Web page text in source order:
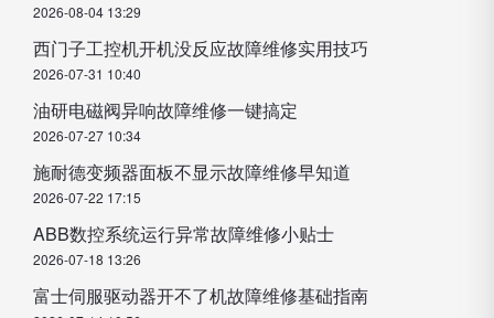
2026-08-04 13:29
西门子工控机开机没反应故障维修实用技巧
2026-07-31 10:40
油研电磁阀异响故障维修一键搞定
2026-07-27 10:34
施耐德变频器面板不显示故障维修早知道
2026-07-22 17:15
ABB数控系统运行异常故障维修小贴士
2026-07-18 13:26
富士伺服驱动器开不了机故障维修基础指南